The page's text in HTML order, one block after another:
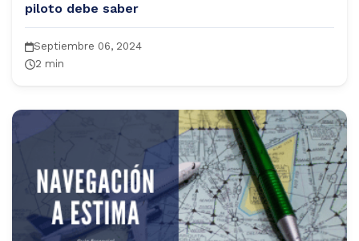
piloto debe saber
Septiembre 06, 2024
2 min